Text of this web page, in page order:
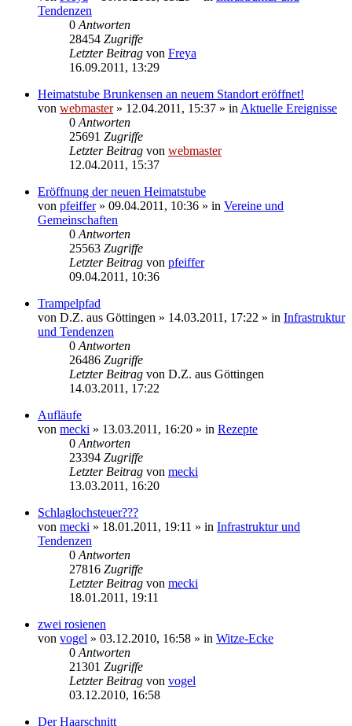
Tendenzen
0 Antworten
28454 Zugriffe
Letzter Beitrag von Freya
16.09.2011, 13:29
Heimatstube Brunkensen an neuem Standort eröffnet!
von webmaster» 12.04.2011, 15:37 » in Aktuelle Ereignisse
0 Antworten
25691 Zugriffe
Letzter Beitrag von webmaster
12.04.2011, 15:37
Eröffnung der neuen Heimatstube
von pfeiffer» 09.04.2011, 10:36 » in Vereine und
Gemeinschaften
0 Antworten
25563 Zugriffe
Letzter Beitrag von pfeiffer
09.04.2011, 10:36
Trampelpfad
von D.Z. aus Göttingen » 14.03.2011, 17:22 » in Infrastruktur
und Tendenzen
0 Antworten
26486 Zugriffe
Letzter Beitrag von D.Z. aus Göttingen
14.03.2011, 17:22
Aufläufe
von mecki » 13.03.2011, 16:20 » in Rezepte
0 Antworten
23394 Zugriffe
Letzter Beitrag von mecki
13.03.2011, 16:20
Schlaglochsteuer???
von mecki » 18.01.2011, 19:11 » in Infrastruktur und
Tendenzen
0 Antworten
27816 Zugriffe
Letzter Beitrag von mecki
18.01.2011, 19:11
zwei rosienen
von vogel » 03.12.2010, 16:58 » in Witze-Ecke
0 Antworten
21301 Zugriffe
Letzter Beitrag von vogel
03.12.2010, 16:58
Der Haarschnitt